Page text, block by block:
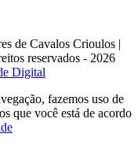
de Cavalos Crioulos |
reservados - 2026
fazemos uso de
que você está de acordo